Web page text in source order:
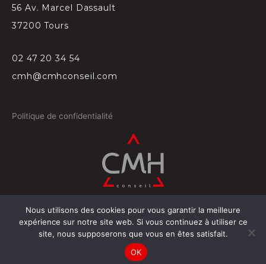
56 Av. Marcel Dassault
37200 Tours
02 47 20 34 54
cmh@cmhconseil.com
Politique de confidentialité
© 2026 Conçu par Projectil-Sogepress à Tours
Nous utilisons des cookies pour vous garantir la meilleure
expérience sur notre site web. Si vous continuez à utiliser ce
site, nous supposerons que vous en êtes satisfait.
OK